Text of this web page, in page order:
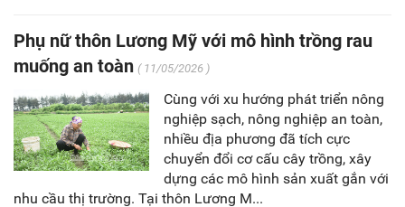
Phụ nữ thôn Lương Mỹ với mô hình trồng rau
muống an toàn ( 11/05/2026 )
Cùng với xu hướng phát triển nông
nghiệp sạch, nông nghiệp an toàn,
nhiều địa phương đã tích cực
chuyển đổi cơ cấu cây trồng, xây
dựng các mô hình sản xuất gắn với
nhu cầu thị trường. Tại thôn Lương M...